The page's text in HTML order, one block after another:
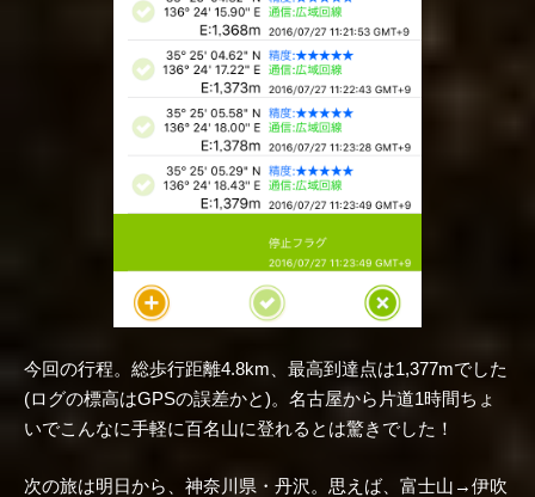
今回の行程。総歩行距離4.8km、最高到達点は1,377mでした
(ログの標高はGPSの誤差かと)。名古屋から片道1時間ちょ
いでこんなに手軽に百名山に登れるとは驚きでした！
次の旅は明日から、神奈川県・丹沢。思えば、富士山→伊吹